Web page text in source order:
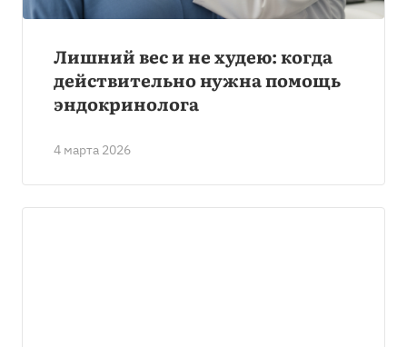
4 марта 2026
Лишний вес и не худею: когда
действительно нужна помощь
эндокринолога